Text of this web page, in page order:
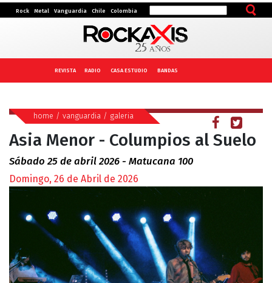
Rock Metal Vanguardia Chile Colombia
REVISTA RADIO CASA ESTUDIO BANDAS
home / vanguardia/ galeria
Asia Menor - Columpios al Suelo
Sábado 25 de abril 2026 - Matucana 100
Domingo, 26 de Abril de 2026